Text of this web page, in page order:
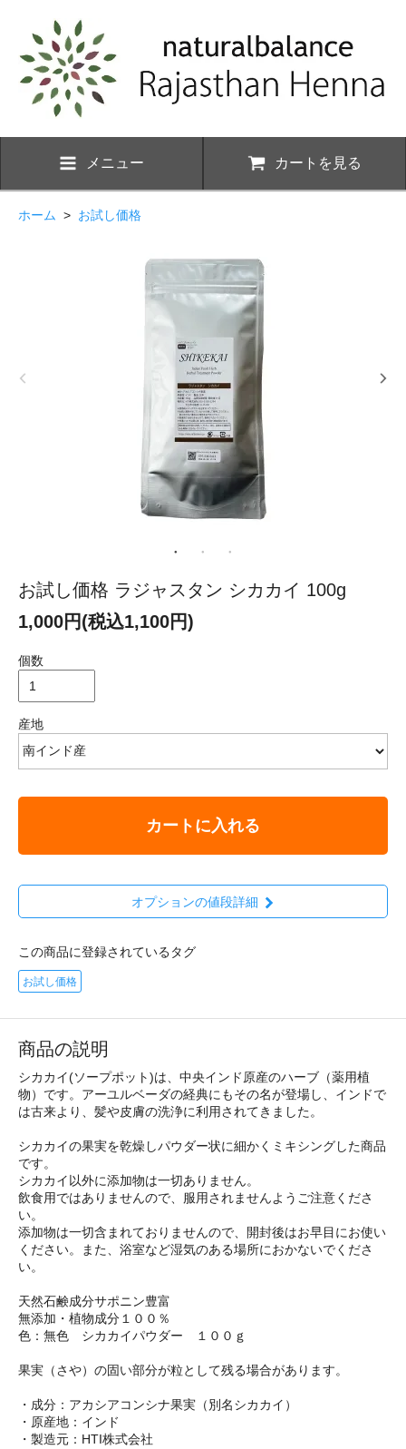
メニュー カートを見る
ホーム > お試し価格
お試し価格 ラジャスタン シカカイ 100g
1,000円(税込1,100円)
個数
産地
カートに入れる
オプションの値段詳細
この商品に登録されているタグ
お試し価格
商品の説明
シカカイ(ソープポット)は、中央インド原産のハーブ（薬用植
物）です。アーユルベーダの経典にもその名が登場し、インドで
は古来より、髪や皮膚の洗浄に利用されてきました。
シカカイの果実を乾燥しパウダー状に細かくミキシングした商品
です。
シカカイ以外に添加物は一切ありません。
飲食用ではありませんので、服用されませんようご注意くださ
い。
添加物は一切含まれておりませんので、開封後はお早目にお使い
ください。また、浴室など湿気のある場所におかないでくださ
い。
天然石鹸成分サポニン豊富
無添加・植物成分１００％
色：無色 シカカイパウダー １００ｇ
果実（さや）の固い部分が粒として残る場合があります。
・成分：アカシアコンシナ果実（別名シカカイ）
・原産地：インド
・製造元：HTI株式会社